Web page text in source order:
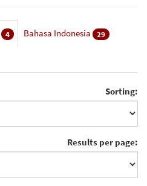
4 Bahasa Indonesia 29
Sorting:
Results per page: